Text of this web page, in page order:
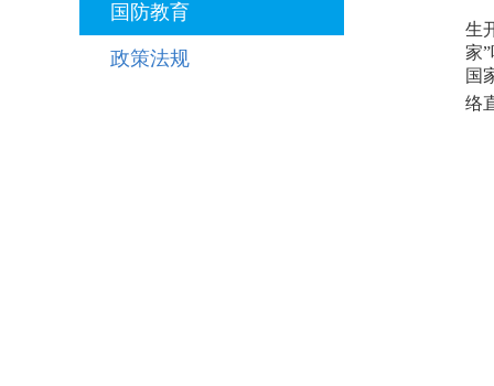
国防教育
政策法规
生
家
国
络